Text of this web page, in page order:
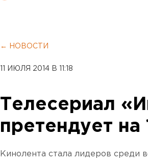
← НОВОСТИ
11 ИЮЛЯ 2014 В 11:18
Телесериал
претендует
Кинолента стала лидеров среди